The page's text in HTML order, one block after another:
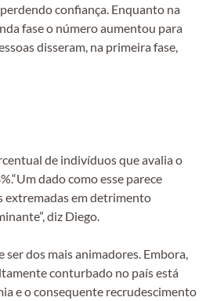
confiança. Enquanto na
fase o número aumentou para
disseram, na primeira fase,
de indivíduos que avalia o
dado como esse parece
extremadas em detrimento
diz Diego.
dos mais animadores. Embora,
conturbado no país está
e o consequente recrudescimento